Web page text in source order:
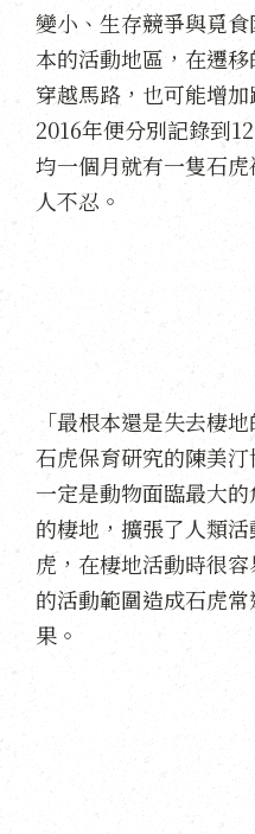
變小、生存競爭與覓
本的活動地區，在遷
穿越馬路，也可能增
2016年便分別記錄到
均一個月就有一隻石
人不忍。
「最根本還是失去棲
石虎保育研究的陳美
一定是動物面臨最大
的棲地，擴張了人類
虎，在棲地活動時很
的活動範圍造成石虎
果。